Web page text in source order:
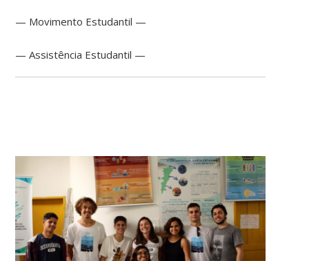
— Movimento Estudantil —
— Assistência Estudantil —